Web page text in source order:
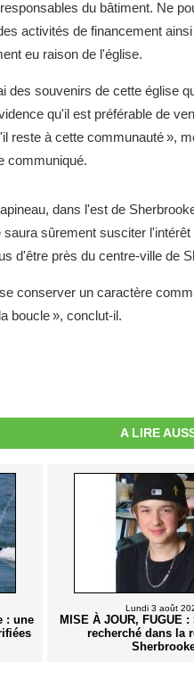
du bâtiment. Ne
activités de financement
eu raison de l'église.
des souvenirs de cette église
qu'il est préférable de
reste à cette communauté »,
communiqué.
dans l'est de
saura sûrement susciter
d'être près du centre-ville de
conserver un caractère
boucle », conclut-il.
A LIRE
: une
Lundi 3 août
MISE À JOUR, FUGUE
recherché dans la